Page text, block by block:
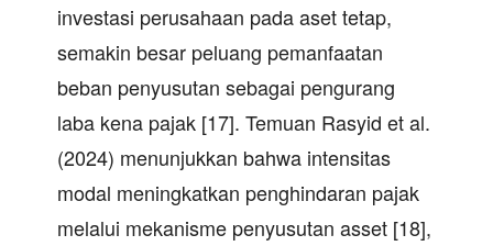
investasi perusahaan pada aset tetap,
semakin besar peluang pemanfaatan
beban penyusutan sebagai pengurang
laba kena pajak [17]. Temuan Rasyid et al.
(2024) menunjukkan bahwa intensitas
modal meningkatkan penghindaran pajak
melalui mekanisme penyusutan asset [18],